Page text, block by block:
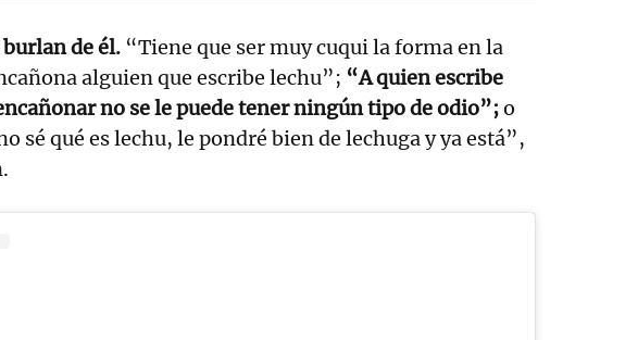
burlan de él. “Tiene que ser muy cuqui la forma en la
alguien que escribe lechu”; “A quien escribe
no se le puede tener ningún tipo de odio”;o
sé qué es lechu, le pondré bien de lechuga y ya está”,